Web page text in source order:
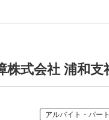
株式会社 浦和
アルバイト・パー